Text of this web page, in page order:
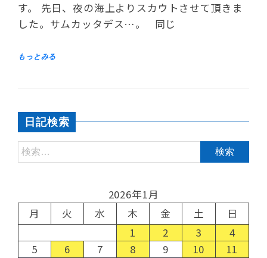
す。 先日、夜の海上よりスカウトさせて頂きま
した。サムカッタデス…。 同じ
日記検索
2026年1月
月
火 水 木 金 土
日
1
2 3
4
5
6 7 8 9 10
11